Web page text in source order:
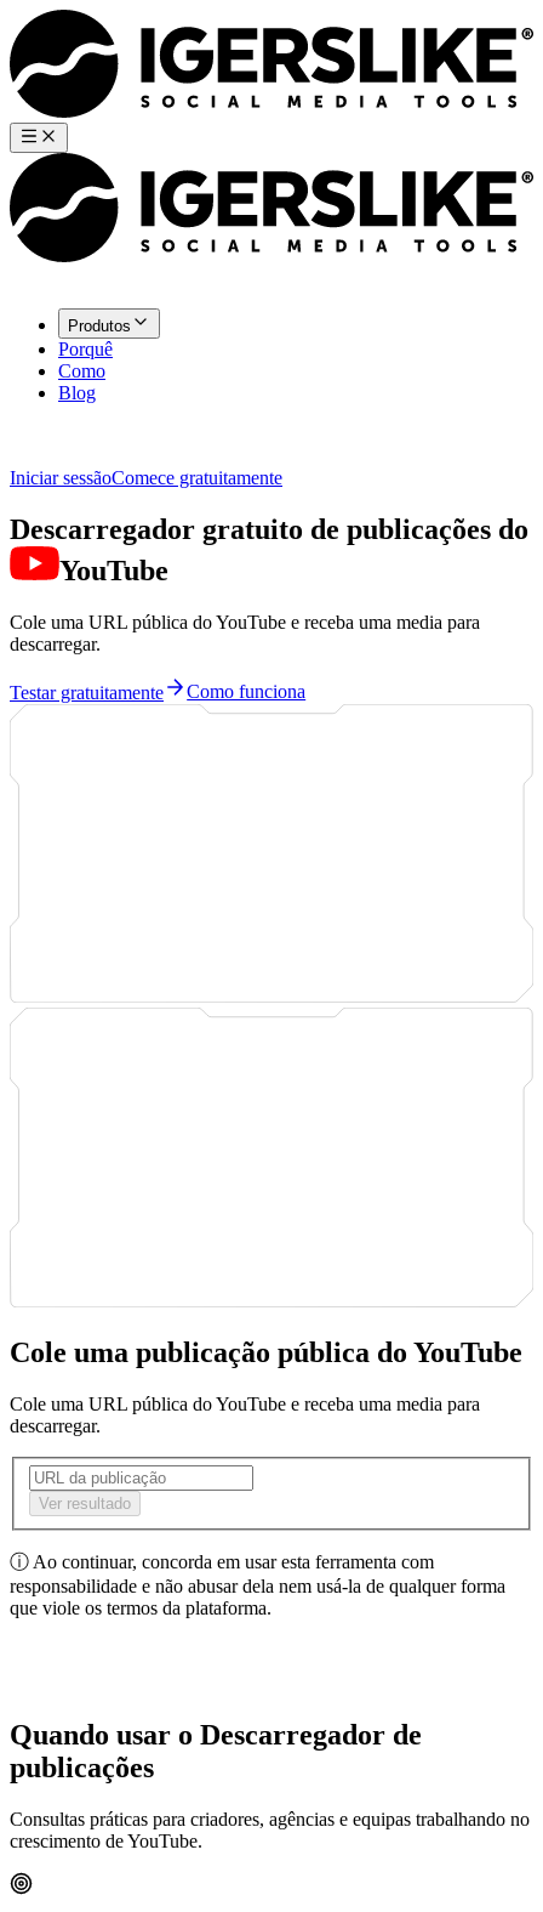
Produtos
Porquê
Como
Blog
Iniciar sessãoComece gratuitamente
Descarregador gratuito de publicações do
YouTube
Cole uma URL pública do YouTube e receba uma media para
descarregar.
Testar gratuitamente Como funciona
Cole uma publicação pública do YouTube
Cole uma URL pública do YouTube e receba uma media para
descarregar.
Ver resultado
ⓘAo continuar, concorda em usar esta ferramenta com
responsabilidade e não abusar dela nem usá-la de qualquer forma
que viole os termos da plataforma.
Quando usar o Descarregador de
publicações
Consultas práticas para criadores, agências e equipas trabalhando no
crescimento de YouTube.